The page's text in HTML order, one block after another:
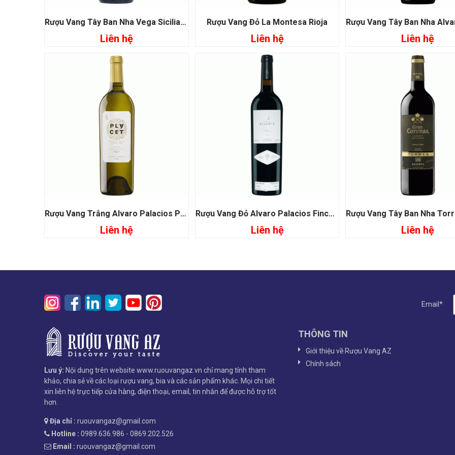
Đọc tiếp
Rượu Vang Tây Ban Nha Vega Sicilia Unico Ribera Del Duero
Liên hệ
Đọc tiếp
Rượu Vang Đỏ La Montesa Rioja
Liên hệ
Đọc tiếp
Liên hệ
Đọc tiếp
Rượu Vang Trắng Alvaro Palacios Placet Rioja
Liên hệ
Đọc tiếp
Rượu Vang Đỏ Alvaro Palacios Finca Dofi Priorat
Liên hệ
Đọc tiếp
Liên hệ
Lưu ý: Nội dung trên website www.ruouvangaz.vn chỉ mang tính tham
khảo, chia sẻ về các loại rượu vang, bia và các sản phẩm khác. Mọi chi tiết
xin liên hệ trực tiếp cửa hàng, điện thoại, email, tin nhắn để được hỗ trợ tốt
hơn.
Địa chỉ : ruouvangaz@gmail.com
Hotline : 0989.636.986 - 0869.202.526
Email : ruouvangaz@gmail.com
Email*
THÔNG TIN
Giới thiệu về Rượu Vang AZ
Chính sách